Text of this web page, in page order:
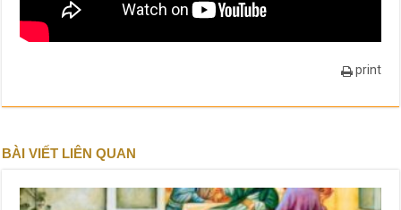
print
BÀI VIẾT LIÊN QUAN